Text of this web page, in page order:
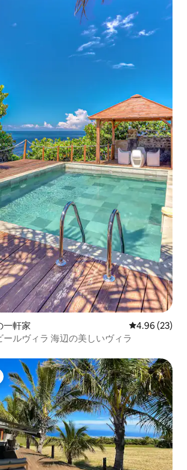
一軒家 レビュー23
4.96 (23)
ルヴィラ 海辺の美しいヴィラ